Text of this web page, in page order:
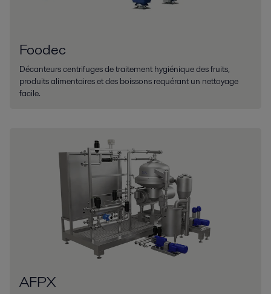
Foodec
Décanteurs centrifuges de traitement hygiénique des fruits,
produits alimentaires et des boissons requérant un nettoyage
facile.
AFPX